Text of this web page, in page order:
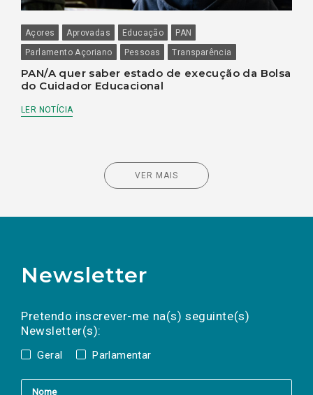
Açores Aprovadas Educação
PAN
Parlamento Açoriano
Pessoas Transparência
PAN/A quer saber estado de execução da Bolsa
do Cuidador Educacional
LER NOTÍCIA
VER MAIS
Newsletter
Pretendo inscrever-me na(s) seguinte(s)
Newsletter(s):
Geral Parlamentar
a(s) newsletter(s).
mail